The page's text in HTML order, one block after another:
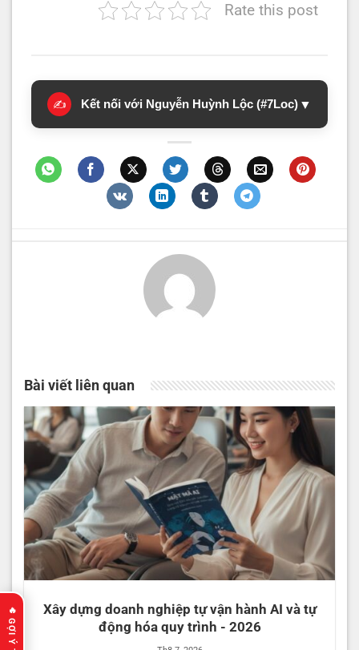
Rate this post
✍️ Kết nối với Nguyễn Huỳnh Lộc (#7Loc) ▼
Bài viết liên quan
Xây dựng doanh nghiệp tự vận hành AI và tự
động hóa quy trình - 2026